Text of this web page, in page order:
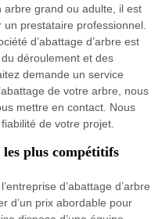
arbre grand ou adulte, il est
prestataire professionnel.
d’abattage d’arbre est
déroulement et des
demande un service
de votre arbre, nous
mettre en contact. Nous
de votre projet.
plus compétitifs
d’abattage d’arbre
d’un prix abordable pour